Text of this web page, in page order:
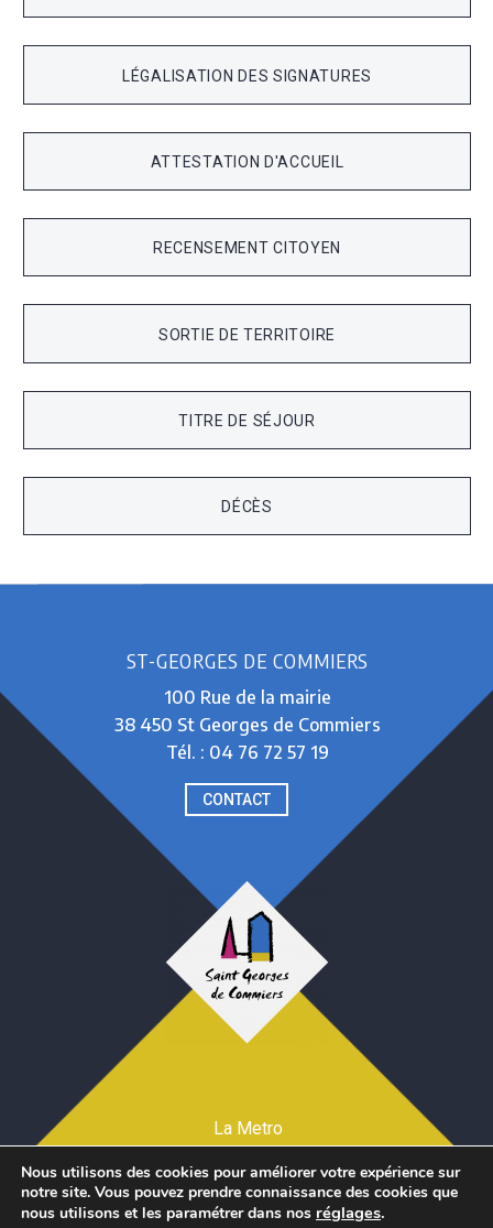
LÉGALISATION DES SIGNATURES
ATTESTATION D'ACCUEIL
RECENSEMENT CITOYEN
SORTIE DE TERRITOIRE
TITRE DE SÉJOUR
DÉCÈS
ST-GEORGES DE COMMIERS
100 Rue de la mairie
38 450 St Georges de Commiers
Tél. : 04 76 72 57 19
CONTACT
La Metro
Téléchargez CityAll
Nous utilisons des cookies pour améliorer votre expérience sur
notre site. Vous pouvez prendre connaissance des cookies que
nous utilisons et les paramétrer dans nos réglages.